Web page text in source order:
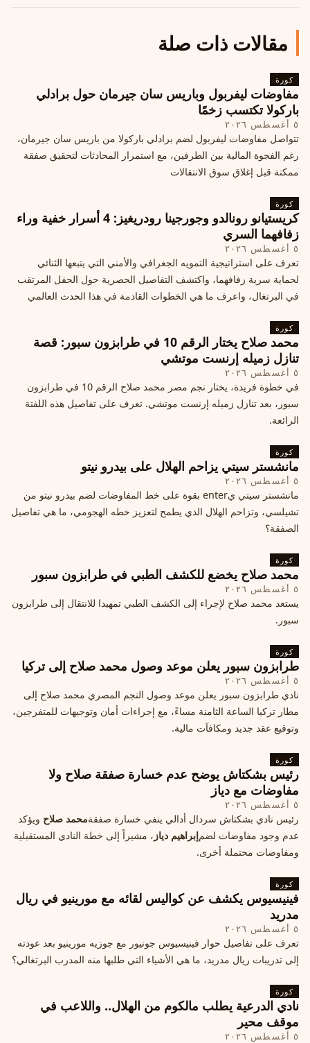
مقالات ذات صلة
كورة
مفاوضات ليفربول وباريس سان جيرمان حول برادلي
باركولا تكتسب زخمًا
٥ أغسطس ٢٠٢٦
تتواصل مفاوضات ليفربول لضم برادلي باركولا من باريس سان جيرمان،
رغم الفجوة المالية بين الطرفين، مع استمرار المحادثات لتحقيق صفقة
ممكنة قبل إغلاق سوق الانتقالات
كورة
كريستيانو رونالدو وجورجينا رودريغيز: 4 أسرار خفية وراء
زفافهما السري
٥ أغسطس ٢٠٢٦
تعرف على استراتيجية التمويه الجغرافي والأمني التي يتبعها الثنائي
لحماية سرية زفافهما، واكتشف التفاصيل الحصرية حول الحفل المرتقب
في البرتغال، واعرف ما هي الخطوات القادمة في هذا الحدث العالمي
كورة
محمد صلاح يختار الرقم 10 في طرابزون سبور: قصة
تنازل زميله إرنست موتشي
٥ أغسطس ٢٠٢٦
في خطوة فريدة، يختار نجم مصر محمد صلاح الرقم 10 في طرابزون
سبور، بعد تنازل زميله إرنست موتشي. تعرف على تفاصيل هذه اللفتة
الرائعة.
كورة
مانشستر سيتي يزاحم الهلال على بيدرو نيتو
٥ أغسطس ٢٠٢٦
مانشستر سيتي يenter بقوة على خط المفاوضات لضم بيدرو نيتو من
تشيلسي، وتزاحم الهلال الذي يطمح لتعزيز خطه الهجومي، ما هي تفاصيل
الصفقة؟
كورة
محمد صلاح يخضع للكشف الطبي في طرابزون سبور
٥ أغسطس ٢٠٢٦
يستعد محمد صلاح لإجراء إلى الكشف الطبي تمهيدا للانتقال إلى طرابزون
سبور.
كورة
طرابزون سبور يعلن موعد وصول محمد صلاح إلى تركيا
٥ أغسطس ٢٠٢٦
نادي طرابزون سبور يعلن موعد وصول النجم المصري محمد صلاح إلى
مطار تركيا الساعة الثامنة مساءً، مع إجراءات أمان وتوجيهات للمتفرجين،
وتوقيع عقد جديد ومكافآت مالية.
كورة
رئيس بشكتاش يوضح عدم خسارة صفقة صلاح ولا
مفاوضات مع دياز
٥ أغسطس ٢٠٢٦
رئيس نادي بشكتاش سردال أدالي ينفي خسارة صفقةمحمد صلاح ويؤكد
عدم وجود مفاوضات لضمإبراهيم دياز ، مشيراً إلى خطة النادي المستقبلية
ومفاوضات محتملة أخرى.
كورة
فينيسيوس يكشف عن كواليس لقائه مع مورينيو في ريال
مدريد
٥ أغسطس ٢٠٢٦
تعرف على تفاصيل حوار فينيسيوس جونيور مع جوزيه مورينيو بعد عودته
إلى تدريبات ريال مدريد، ما هي الأشياء التي طلبها منه المدرب البرتغالي؟
كورة
نادي الدرعية يطلب مالكوم من الهلال.. واللاعب في
موقف محير
٥ أغسطس ٢٠٢٦